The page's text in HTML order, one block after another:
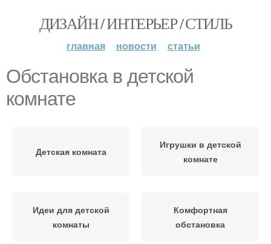
ДИЗАЙН / ИНТЕРЬЕР / СТИЛЬ
главная новости статьи
Обстановка в детской
комнате
Детская комната
Игрушки в детской
комнате
Идеи для детской
комнаты
Комфортная
обстановка